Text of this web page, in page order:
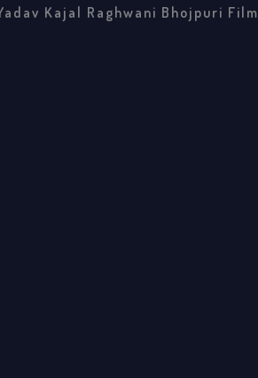
Kajal Raghwani Bhojpuri Film